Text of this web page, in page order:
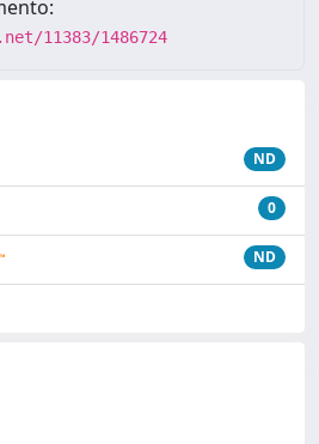
11383/1486724
ND
0
ND